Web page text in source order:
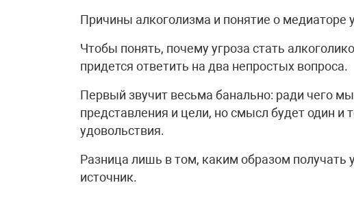
Причины алкоголизма и понятие о медиаторе
Чтобы понять, почему угроза стать
придется ответить на два непростых вопроса.
Первый звучит весьма банально: ради чего
представления и цели, но смысл будет один и
удовольствия.
Разница лишь в том, каким образом получать
источник.